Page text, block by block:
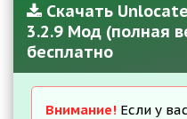
Скачать
3.2.9 Мод (полная
бесплатно
Внимание! Если у